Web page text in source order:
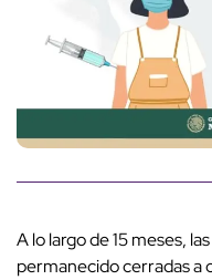
A lo largo de 15 meses,
permanecido cerradas a